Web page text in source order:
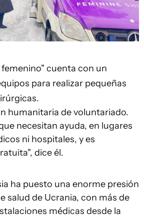
cuenta con un
para realizar pequeñas
humanitaria de voluntariado.
necesitan ayuda, en lugares
ni hospitales, y es
dice él.
ha puesto una enorme presión
salud de Ucrania, con más de
médicas desde la